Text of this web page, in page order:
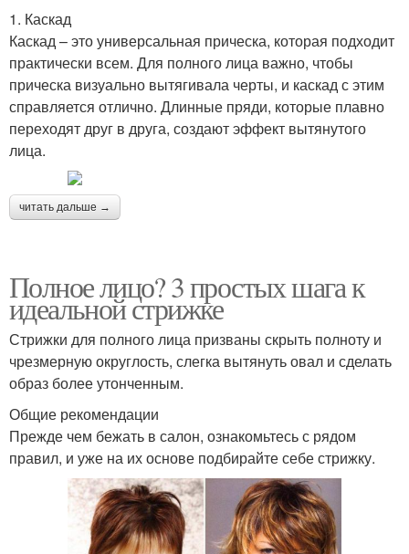
1. Каскад
Каскад – это универсальная прическа, которая подходит
практически всем. Для полного лица важно, чтобы
прическа визуально вытягивала черты, и каскад с этим
справляется отлично. Длинные пряди, которые плавно
переходят друг в друга, создают эффект вытянутого
лица.
читать дальше →
Полное лицо? 3 простых шага к
идеальной стрижке
Стрижки для полного лица призваны скрыть полноту и
чрезмерную округлость, слегка вытянуть овал и сделать
образ более утонченным.
Общие рекомендации
Прежде чем бежать в салон, ознакомьтесь с рядом
правил, и уже на их основе подбирайте себе стрижку.